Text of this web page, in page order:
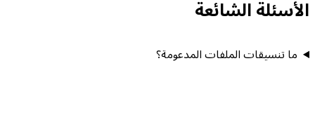
الأسئلة الشائعة
ما تنسيقات الملفات المدعومة؟